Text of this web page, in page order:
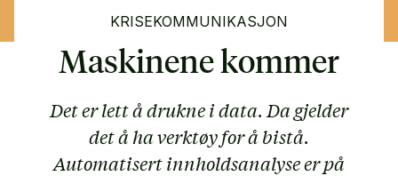
KRISEKOMMUNIKASJON
Maskinene kommer
Det er lett å drukne i data. Da gjelder
det å ha verktøy for å bistå.
Automatisert innholdsanalyse er på